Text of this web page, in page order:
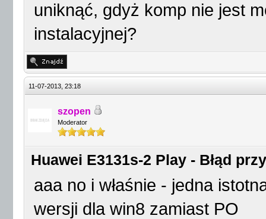
uniknąć, gdyż komp nie jest
instalacyjnej?
11-07-2013, 23:18
szopen
Moderator
Huawei E3131s-2 Play - Błąd
aaa no i właśnie - jedna
wersji dla win8 zamiast PO